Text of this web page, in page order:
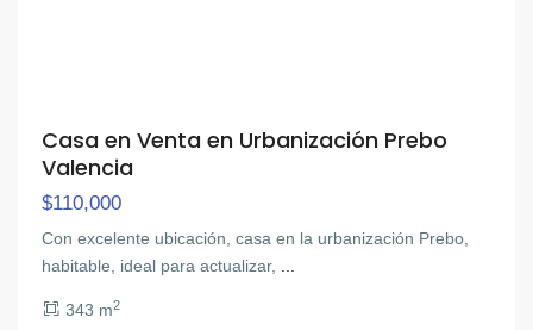
Casa en Venta en Urbanización Prebo
Valencia
$110,000
Con excelente ubicación, casa en la urbanización Prebo,
habitable, ideal para actualizar,
343 m2